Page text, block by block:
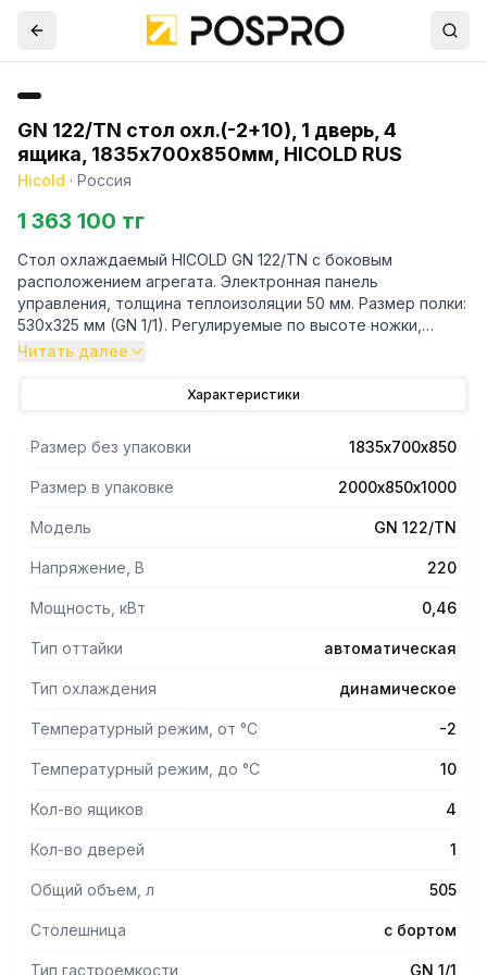
GN 122/TN стол охл.(-2+10), 1 дверь, 4
ящика, 1835х700х850мм, HICOLD RUS
Hicold · Россия
1 363 100 тг
Стол охлаждаемый HICOLD GN 122/TN с боковым
расположением агрегата. Электронная панель
управления, толщина теплоизоляции 50 мм. Размер полки:
530х325 мм (GN 1/1). Регулируемые по высоте ножки,
автоматические доводчики дверей с фиксатором
уплотнители. Корпус и столешница выполнены из
Читать далее
Характеристики
Размер без упаковки 1835х700х850
Размер в упаковке 2000х850х1000
Модель GN 122/TN
Напряжение, В 220
Мощность, кВт 0,46
Тип оттайки автоматическая
Тип охлаждения динамическое
Температурный режим, от °С -2
Температурный режим, до °С 10
Кол-во ящиков 4
Кол-во дверей 1
Общий объем, л 505
Столешница с бортом
Тип гастроемкости GN 1/1